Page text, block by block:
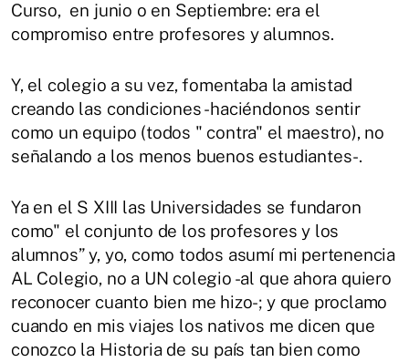
Curso, ​ en junio o en Septiembre: era el
compromiso entre profesores y alumnos.
Y, el colegio a su vez, fomentaba la amistad
creando las condiciones -haciéndonos sentir
como un equipo (todos " contra" el maestro), no
señalando a los menos buenos estudiantes-.
Ya en el S XIII las Universidades se fundaron
como" el conjunto de los profesores y los
alumnos” y, yo, como todos asumí mi pertenencia
AL Colegio, no a UN colegio -al que ahora quiero
reconocer cuanto bien me hizo-; y que proclamo
cuando en mis viajes los nativos me dicen que
conozco la Historia de su país tan bien como